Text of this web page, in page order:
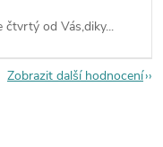
čtvrtý od Vás,diky...
Zobrazit další hodnocení